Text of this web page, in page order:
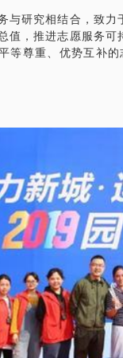
提前发给我，方便提
与研究相结合，致
值，推进志愿服务
等尊重、优势互补